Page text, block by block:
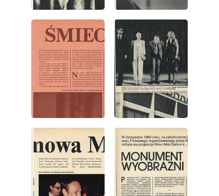
wydanie: 32/1981 wydanie: 32/1981
wydanie: 32/1981